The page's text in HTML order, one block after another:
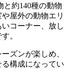
と約140種の動物
屋外の動物エリ
コーナー、放し
。
ズンが楽しめ、
構成になってい